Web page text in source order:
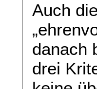
Auch
danach
drei